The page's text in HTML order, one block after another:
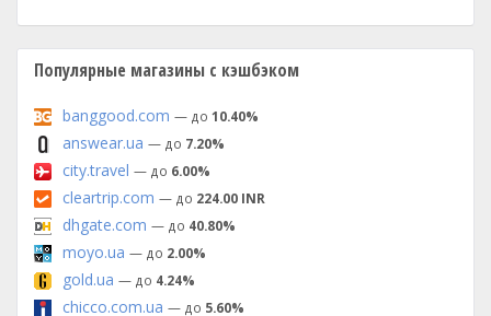
Популярные магазины с кэшбэком
banggood.com — до 10.40%
answear.ua — до 7.20%
city.travel — до 6.00%
cleartrip.com — до 224.00 INR
dhgate.com — до 40.80%
moyo.ua — до 2.00%
gold.ua — до 4.24%
chicco.com.ua — до 5.60%